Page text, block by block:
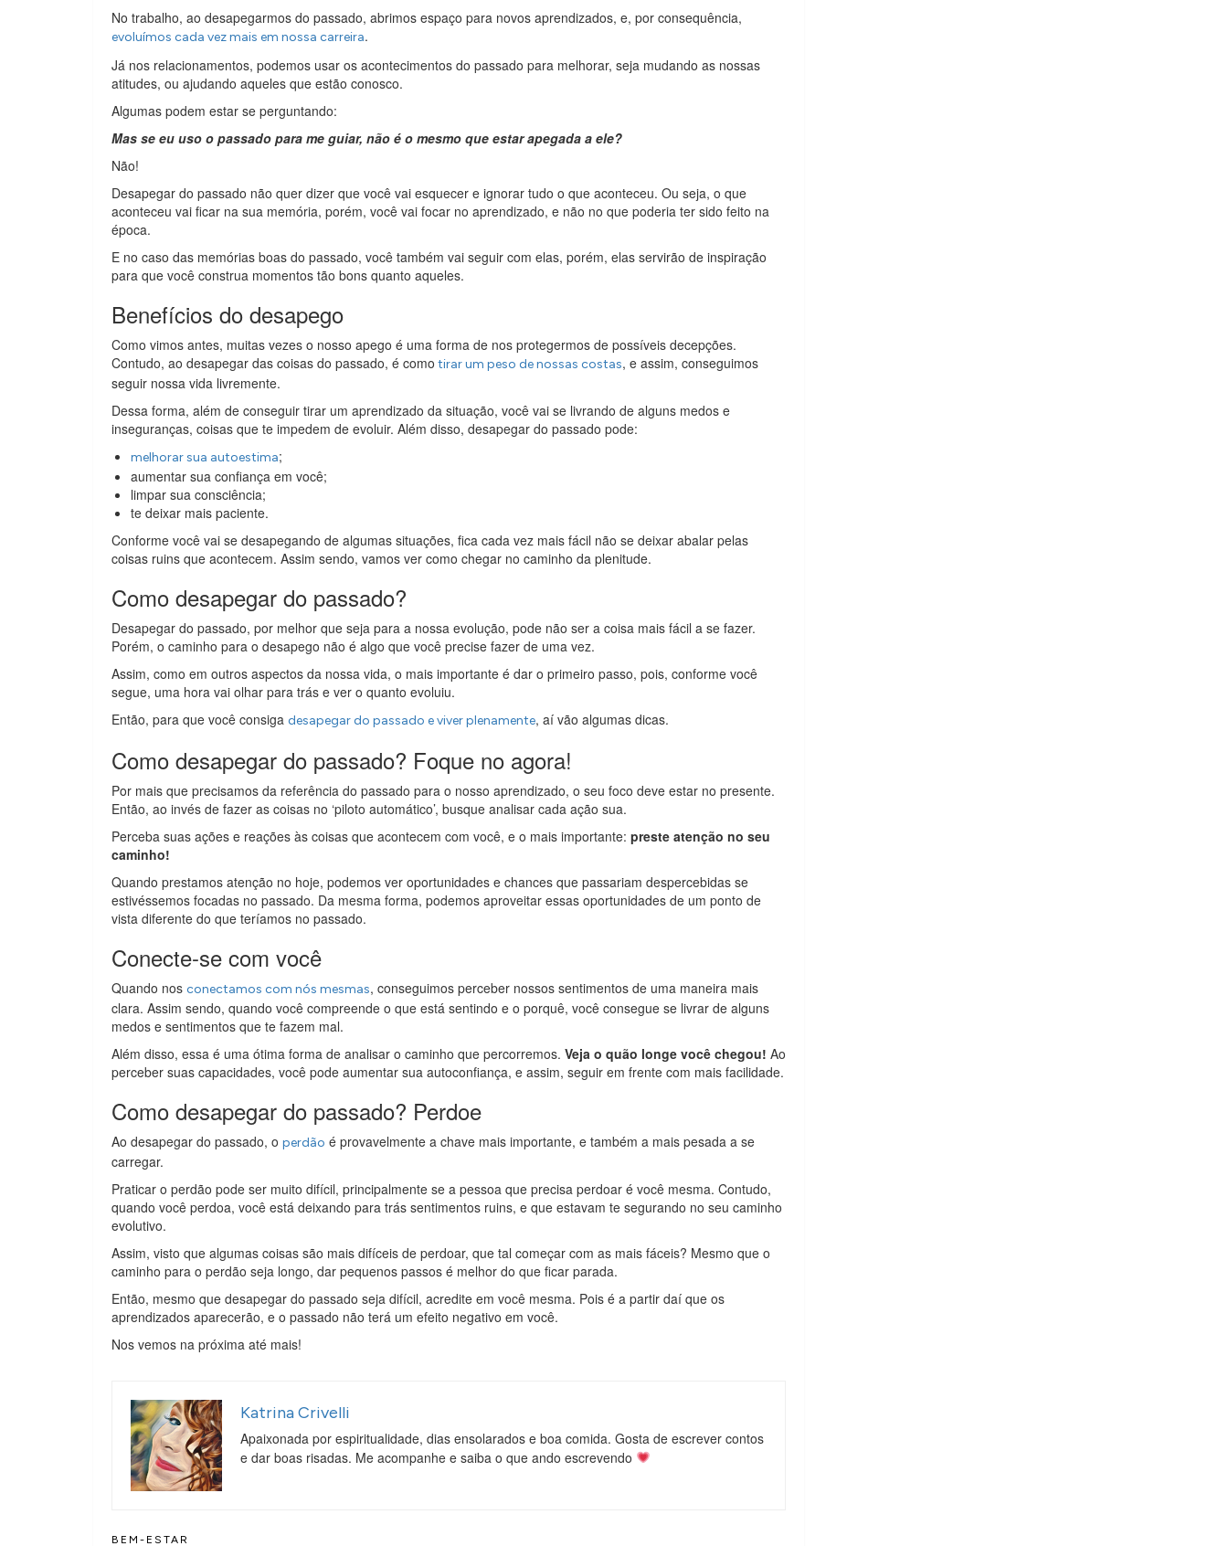
No trabalho, ao desapegarmos do passado, abrimos espaço para novos aprendizados, e, por consequência,
evoluímos cada vez mais em nossa carreira.
Já nos relacionamentos, podemos usar os acontecimentos do passado para melhorar, seja mudando as nossas
atitudes, ou ajudando aqueles que estão conosco.
Algumas podem estar se perguntando:
Mas se eu uso o passado para me guiar, não é o mesmo que estar apegada a ele?
Não!
Desapegar do passado não quer dizer que você vai esquecer e ignorar tudo o que aconteceu. Ou seja, o que
aconteceu vai ficar na sua memória, porém, você vai focar no aprendizado, e não no que poderia ter sido feito na
época.
E no caso das memórias boas do passado, você também vai seguir com elas, porém, elas servirão de inspiração
para que você construa momentos tão bons quanto aqueles.
Benefícios do desapego
Como vimos antes, muitas vezes o nosso apego é uma forma de nos protegermos de possíveis decepções.
Contudo, ao desapegar das coisas do passado, é como tirar um peso de nossas costas, e assim, conseguimos
seguir nossa vida livremente.
Dessa forma, além de conseguir tirar um aprendizado da situação, você vai se livrando de alguns medos e
inseguranças, coisas que te impedem de evoluir. Além disso, desapegar do passado pode:
melhorar sua autoestima;
aumentar sua confiança em você;
limpar sua consciência;
te deixar mais paciente.
Conforme você vai se desapegando de algumas situações, fica cada vez mais fácil não se deixar abalar pelas
coisas ruins que acontecem. Assim sendo, vamos ver como chegar no caminho da plenitude.
Como desapegar do passado?
Desapegar do passado, por melhor que seja para a nossa evolução, pode não ser a coisa mais fácil a se fazer.
Porém, o caminho para o desapego não é algo que você precise fazer de uma vez.
Assim, como em outros aspectos da nossa vida, o mais importante é dar o primeiro passo, pois, conforme você
segue, uma hora vai olhar para trás e ver o quanto evoluiu.
Então, para que você consiga desapegar do passado e viver plenamente, aí vão algumas dicas.
Como desapegar do passado? Foque no agora!
Por mais que precisamos da referência do passado para o nosso aprendizado, o seu foco deve estar no presente.
Então, ao invés de fazer as coisas no ‘piloto automático’, busque analisar cada ação sua.
Perceba suas ações e reações às coisas que acontecem com você, e o mais importante: preste atenção no seu
caminho!
Quando prestamos atenção no hoje, podemos ver oportunidades e chances que passariam despercebidas se
estivéssemos focadas no passado. Da mesma forma, podemos aproveitar essas oportunidades de um ponto de
vista diferente do que teríamos no passado.
Conecte-se com você
Quando nos conectamos com nós mesmas, conseguimos perceber nossos sentimentos de uma maneira mais
clara. Assim sendo, quando você compreende o que está sentindo e o porquê, você consegue se livrar de alguns
medos e sentimentos que te fazem mal.
Além disso, essa é uma ótima forma de analisar o caminho que percorremos. Veja o quão longe você chegou! Ao
perceber suas capacidades, você pode aumentar sua autoconfiança, e assim, seguir em frente com mais facilidade.
Como desapegar do passado? Perdoe
Ao desapegar do passado, o perdão é provavelmente a chave mais importante, e também a mais pesada a se
carregar.
Praticar o perdão pode ser muito difícil, principalmente se a pessoa que precisa perdoar é você mesma. Contudo,
quando você perdoa, você está deixando para trás sentimentos ruins, e que estavam te segurando no seu caminho
evolutivo.
Assim, visto que algumas coisas são mais difíceis de perdoar, que tal começar com as mais fáceis? Mesmo que o
caminho para o perdão seja longo, dar pequenos passos é melhor do que ficar parada.
Então, mesmo que desapegar do passado seja difícil, acredite em você mesma. Pois é a partir daí que os
aprendizados aparecerão, e o passado não terá um efeito negativo em você.
Nos vemos na próxima até mais!
Katrina Crivelli
Apaixonada por espiritualidade, dias ensolarados e boa comida. Gosta de escrever contos
e dar boas risadas. Me acompanhe e saiba o que ando escrevendo
BEM-ESTAR